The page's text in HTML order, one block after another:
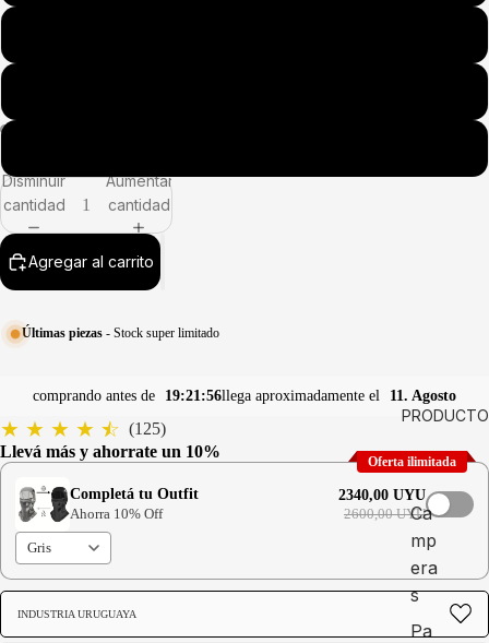
Ca
mp
era
s
Pa
Abrir
imagen
a
pantalla
completa
Abrir
imagen
a
pantalla
completa
Abrir
imagen
a
pantalla
completa
Abrir
imagen
a
pantalla
completa
Abrir
imagen
a
pantalla
completa
Abrir
imagen
a
pantalla
completa
Disminuir
cantidad
Aumentar
cantidad
Agregar al carrito
Últimas piezas - Stock super limitado
comprando antes de 19:21:56llega aproximadamente el 11. Agosto
★ ★ ★ ★ ☆ (125)
Llevá más y ahorrate un 10%
Oferta ilimitada
Completá tu Outfit
Ahorra 10% Off
2340,00 UYU
2600,00 UYU
INDUSTRIA URUGUAYA